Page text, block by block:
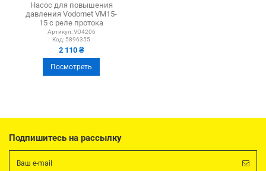
Насос для повышения
давления Vodomet VM15-
15 с реле протока
Артикул: VO4206
Код: 5896355
2 110 ₴
Посмотреть
Подпишитесь на рассылку